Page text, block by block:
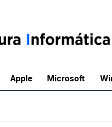
Apple Microsoft